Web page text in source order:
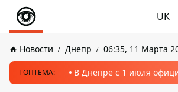
UK
Новости Днепр 06:35, 11 Марта
ТОПТЕМА: В Днепре с 1 июля